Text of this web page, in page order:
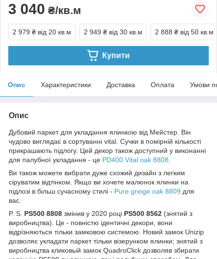
3 040 ₴/кв.м
2 979 ₴ від 20 кв.м 2 949 ₴ від 30 кв.м 2 888 ₴ від 50 кв.м
Купити
Опис Характеристики Доставка Оплата Умови
Опис
Дубовий паркет для укладання ялинкою від Мейстер. Він
чудово виглядає в сортуванні vital. Сучки в помірній кількості
прикрашають підлогу. Цей декор також доступний у виконанні
для палубної укладання - це PD400 Vital oak 8808
Ви також можете вибрати дуже схожий дизайн з легким
сіруватим відтінком. Якщо ви хочете малюнок ялинки на
підлозі в більш сучасному стилі - Pure greige oak 8809 для
вас.
P. S. PS500 8808 змінив у 2020 році PS500 8562 (знятий з
виробництва). Це - повністю ідентичні декори, вони
відрізняються тільки замковою системою. Новий замок Unizip
дозволяє укладати паркет тільки візерунком ялинки; знятий з
виробництва кликовый замок QuadroClick дозволяв збирати